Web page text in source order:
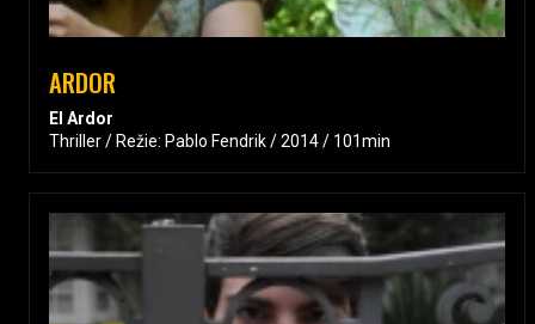
ARDOR
El Ardor
Thriller / Režie: Pablo Fendrik / 2014 / 101min